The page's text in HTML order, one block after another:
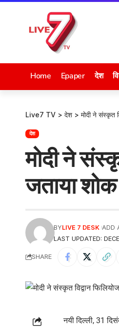
Home Epaper देश
Live7 TV > देश > मोदी ने संस्कृत
देश
मोदी ने
जताया शोक
LAST UPDATED:
BYLIVE 7 DESK ADD
SHARE
नयी दिल्ली, 31